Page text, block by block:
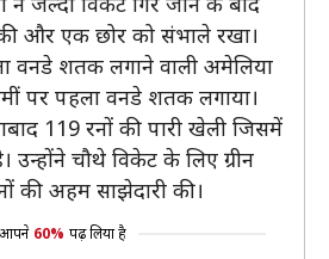
और एक छोर को संभाले रखा।
वनडे शतक लगाने वाली अमेलिया
पर पहला वनडे शतक लगाया।
119 रनों की पारी खेली जिसमें
उन्होंने चौथे विकेट के लिए ग्रीन
की अहम साझेदारी की।
आपने 60% पढ़ लिया है